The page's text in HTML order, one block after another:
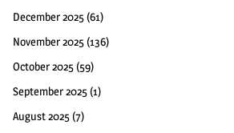
December 2025 (61)
November 2025 (136)
October 2025 (59)
September 2025 (1)
August 2025 (7)